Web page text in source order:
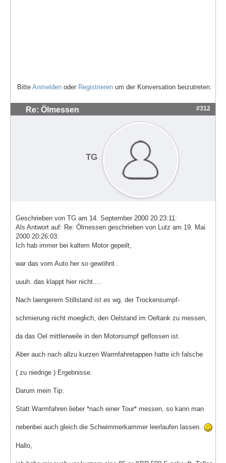
Bitte Anmelden oder Registrieren um der Konversation beizutreten.
Re: Ölmessen #312
TG
Geschrieben von TG am 14. September 2000 20:23:11:
Als Antwort auf: Re: Ölmessen geschrieben von Lutz am 19. Mai
2000 20:26:03:
Ich hab immer bei kaltem Motor gepeilt,
war das vom Auto her so gewöhnt .
uuuh. das klappt hier nicht....
Nach laengerem Stillstand ist es wg. der Trockensumpf-
schmierung nicht moeglich, den Oelstand im Oeltank zu messen,
da das Oel mittlerweile in den Motorsumpf geflossen ist.
Aber auch nach allzu kurzen Warmfahretappen hatte ich falsche
( zu niedrige ) Ergebnisse.
Darum mein Tip:
Statt Warmfahren lieber *nach einer Tour* messen, so kann man
nebenbei auch gleich die Schwimmerkammer leerlaufen lassen.
Hallo,